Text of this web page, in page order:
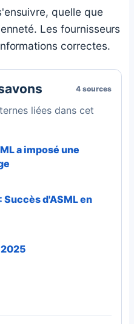
quelle que
Les fournisseurs
correctes.
4 sources
liées dans cet
a imposé une
d'ASML en